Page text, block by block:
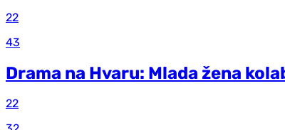
22
43
Drama na Hvaru: Mlada žena
22